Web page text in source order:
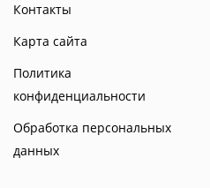
Контакты
Карта сайта
Политика
конфиденциальности
Обработка персональных
данных